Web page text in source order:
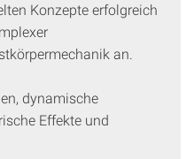
Konzepte erfolgreich
an.
dynamische
Effekte und